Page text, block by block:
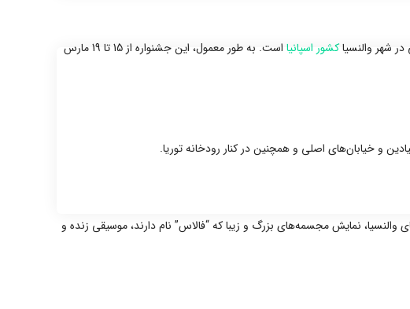
شهر والنسیاکشور اسپانیا
است. به طور معمول، این جشنواره از 15 تا 19 مارس
و خیابان‌های اصلی و همچنین در کنار رودخانه توریا.
نمایش مجسمه‌های بزرگ و زیبا که “فالاس” نام دارند، موسیقی زنده و